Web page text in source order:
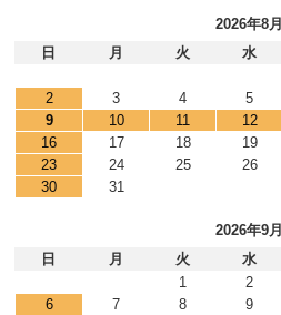
2026年8月
日
月 火 水
2
3 4 5
9
10 11 12
16
17 18 19
23
24 25 26
30
31
2026年9月
日
月 火 水
1
2
6
7 8 9